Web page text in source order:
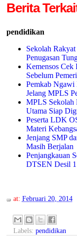
Berita
pendidikan
Sekolah
Penugasan
Kemensos Cek
Sebelum
Pemkab Ngawi
Jelang MPLS
MPLS Sekolah
Utama Siap
Peserta LDK
Materi
Jenjang SMP
Masih Berjalan
Penjangkauan
DTSEN Desil
at: Februari 20, 2014
Labels: pendidikan